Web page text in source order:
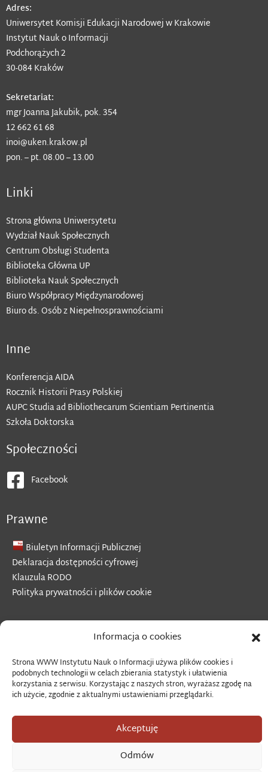
Informacja o cookies
Strona WWW Instytutu Nauk o Informacji używa plików cookies i
podobnych technologii w celach zbierania statystyk i ułatwienia
korzystania z serwisu. Korzystając z naszych stron, wyrażasz zgodę na
ich użycie, zgodnie z aktualnymi ustawieniami przeglądarki.
Akceptuję
Odmów
Adres:
Uniwersytet Komisji Edukacji Narodowej w Krakowie
Instytut Nauk o Informacji
Podchorążych 2
30-084 Kraków
Sekretariat:
mgr Joanna Jakubik, pok. 354
12 662 61 68
inoi@uken.krakow.pl
pon. – pt. 08.00 – 13.00
Linki
Strona główna Uniwersytetu
Wydział Nauk Społecznych
Centrum Obsługi Studenta
Biblioteka Główna UP
Biblioteka Nauk Społecznych
Biuro Współpracy Międzynarodowej
Biuro ds. Osób z Niepełnosprawnościami
Inne
Konferencja AIDA
Rocznik Historii Prasy Polskiej
AUPC Studia ad Bibliothecarum Scientiam Pertinentia
Szkoła Doktorska
Społeczności
Facebook
Prawne
Biuletyn Informacji Publicznej
Deklaracja dostępności cyfrowej
Klauzula RODO
Polityka prywatności i plików cookie
Copyright © 2026 Instytut Nauk o Informacji